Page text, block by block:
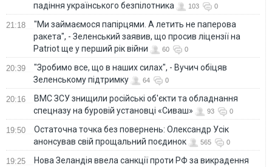
падіння українського безпілотника
103 0
21:18
"Ми займаємося папірцями. А летить не паперова
ракета", - Зеленський заявив, що просив ліцензії на
Patriot ще у перший рік війни
60 0
20:39
"Зробимо все, що в наших силах", - Вучич обіцяв
Зеленському підтримку
64 0
20:16
ВМС ЗСУ знищили російські об'єкти та обладнання
спецназу на буровій установці «Сиваш»
93 0
19:50
Остаточна точка без повернень: Олександр Усік
анонсував свій прощальний поєдинок
565 0
19:25
Нова Зеландія ввела санкції проти РФ за викрадення